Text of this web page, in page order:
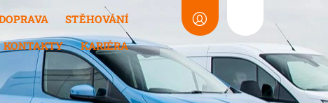
STĚHOVÁNÍ
KONTAKTY KARIÉRA